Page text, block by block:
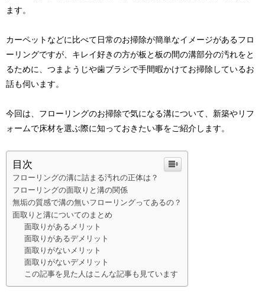
ます。
カーペットなどに比べて日常のお掃除が簡単なイメージがあるフロ
ーリングですが、キレイ好きの方が板と板の間の溝部分の汚れをと
るために、つまようじや歯ブラシで手間暇かけてお掃除しているお
話も伺います。
今回は、フローリングのお掃除で気になる溝について、新築やリフ
ォームで床材を選ぶ際に知っておきたい事をご紹介します。
目次
フローリングの溝に詰まる汚れの正体は？
フローリングの面取りと溝の関係
無垢の質感で溝の無いフローリングってあるの？
面取りと溝についてのまとめ
面取りがあるメリット
面取りがあるデメリット
面取りがないメリット
面取りがないデメリット
この記事を見た人はこんな記事も見ています